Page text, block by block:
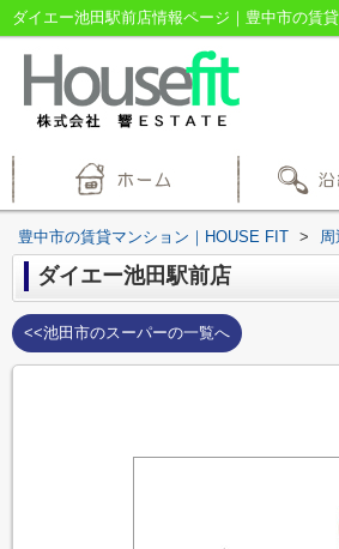
ダイエー池田駅前店情報ページ｜豊中市の賃
豊中市の賃貸マンション｜HOUSE FIT > 周
ダイエー池田駅前店
<<池田市のスーパーの一覧へ